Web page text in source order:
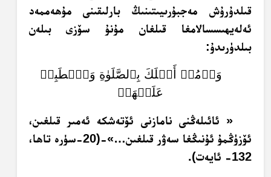
قىلدۇرۇش مەجبۇرىيىتىنىڭ بارلىقىنى مۇھەممەد
ئەلەيھىسسالامغا قىلغان مۇنۇ سۆزى بىلەن
بىلدۈرىدۇ:
وَأۡمُرۡ أَهۡلَكَ بِٱلصَّلَوٰةِ وَٱصۡطَبِرۡ
عَلَيۡهَاۖ
« ئائىلەڭنى نامازنى ئۆتەشكە ئەمىر قىلغىن،
ئۆزۈڭمۇ ئۇنىڭغا سەۋر قىلغىن…»-(20-سۈرە تاھا،
132- ئايەت).